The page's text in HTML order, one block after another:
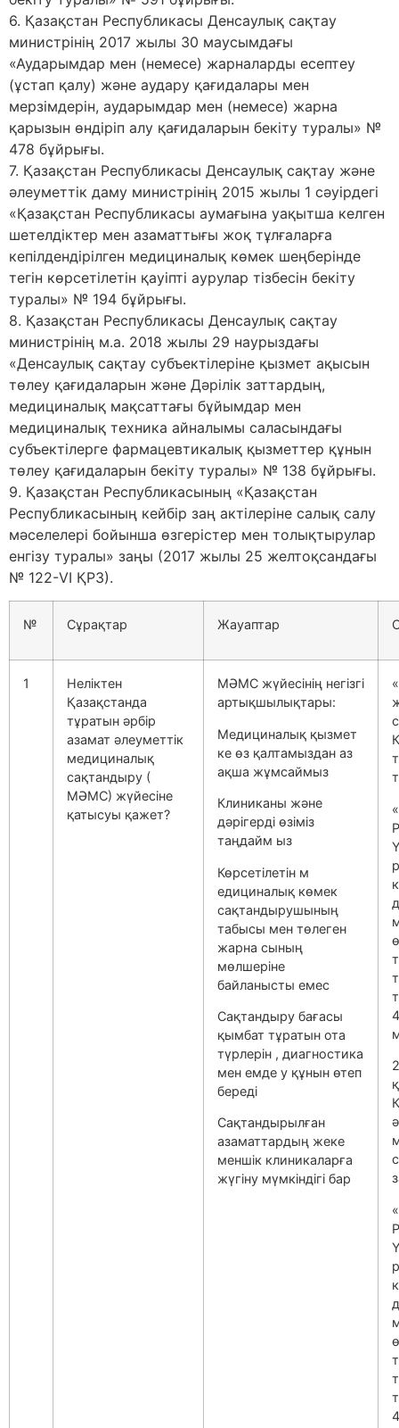
6. Қазақстан Республикасы Денсаулық сақтау
министрінің 2017 жылы 30 маусымдағы
«Аударымдар мен (немесе) жарналарды есептеу
(ұстап қалу) және аудару қағидалары мен
мерзімдерін, аударымдар мен (немесе) жарна
қарызын өндіріп алу қағидаларын бекіту туралы» №
478 бұйрығы.
7. Қазақстан Республикасы Денсаулық сақтау және
әлеуметтік даму министрінің 2015 жылы 1 сәуірдегі
«Қазақстан Республикасы аумағына уақытша келген
шетелдіктер мен азаматтығы жоқ тұлғаларға
кепілдендірілген медициналық көмек шеңберінде
тегін көрсетілетін қауіпті аурулар тізбесін бекіту
туралы» № 194 бұйрығы.
8. Қазақстан Республикасы Денсаулық сақтау
министрінің м.а. 2018 жылы 29 наурыздағы
«Денсаулық сақтау субъектілеріне қызмет ақысын
төлеу қағидаларын және Дәрілік заттардың,
медициналық мақсаттағы бұйымдар мен
медициналық техника айналымы саласындағы
субъектілерге фармацевтикалық қызметтер құнын
төлеу қағидаларын бекіту туралы» № 138 бұйрығы.
9. Қазақстан Республикасының «Қазақстан
Республикасының кейбір заң актілеріне салық салу
мәселелері бойынша өзгерістер мен толықтырулар
енгізу туралы» заңы (2017 жылы 25 желтоқсандағы
№ 122-VI ҚРЗ).
№ Сұрақтар Жауаптар
1
Неліктен
Қазақстанда
тұратын әрбір
азамат әлеуметтік
медициналық
сақтандыру (
МӘМС) жүйесіне
қатысуы қажет?
МӘМС жүйесінің негізгі
артықшылықтары:
Медициналық қызмет
ке өз қалтамыздан аз
ақша жұмсаймыз
Клиниканы және
дәрігерді өзіміз
таңдайм ыз
Көрсетілетін м
едициналық көмек
сақтандырушының
табысы мен төлеген
жарна сының
мөлшеріне
байланысты емес
Сақтандыру бағасы
қымбат тұратын ота
түрлерін , диагностика
мен емде у құнын өтеп
береді
Сақтандырылған
азаматтардың жеке
меншік клиникаларға
жүгіну мүмкіндігі бар